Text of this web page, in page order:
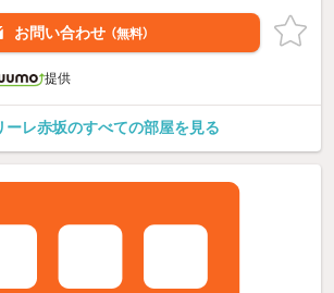
お問い合わせ （無料）
提供
ーレ赤坂のすべての部屋を見る